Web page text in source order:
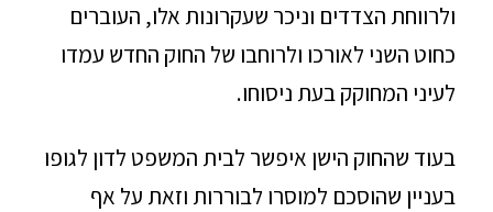
ולרווחת הצדדים וניכר שעקרונות אלו, העוברים
כחוט השני לאורכו ולרוחבו של החוק החדש עמדו
לעיני המחוקק בעת ניסוחו.
בעוד שהחוק הישן איפשר לבית המשפט לדון לגופו
בעניין שהוסכם למוסרו לבוררות וזאת על אף